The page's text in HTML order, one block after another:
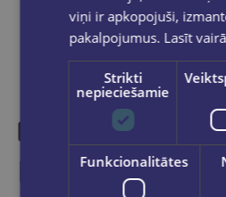
Līdzīgas
viņi ir apkopojuši,
pakalpojumus. Lasīt
Strikti
nepieciešamie
Funkcionalitātes